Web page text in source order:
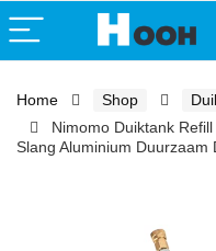
Home Shop
Nimomo Duiktank
Slang Aluminium Duurzaam